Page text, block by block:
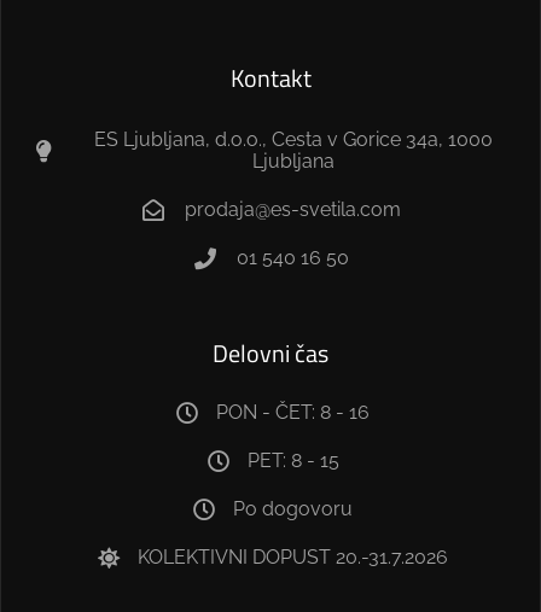
Kontakt
ES Ljubljana, d.o.o., Cesta v Gorice 34a, 1000
Ljubljana
prodaja@es-svetila.com
01 540 16 50
Delovni čas
PON - ČET: 8 - 16
PET: 8 - 15
Po dogovoru
KOLEKTIVNI DOPUST 20.-31.7.2026